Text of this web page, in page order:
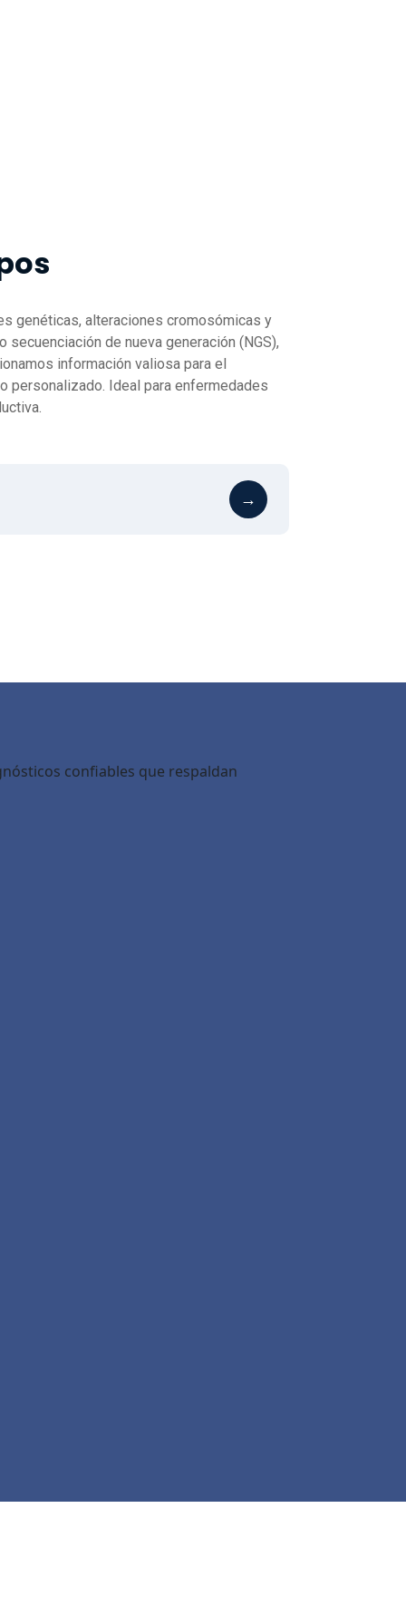
genéticas, alteraciones cromosómicas y
de nueva generación (NGS),
información valiosa para el
personalizado. Ideal para enfermedades
confiables que respaldan